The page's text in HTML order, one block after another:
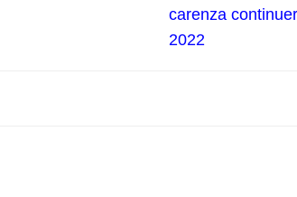
carenza
2022